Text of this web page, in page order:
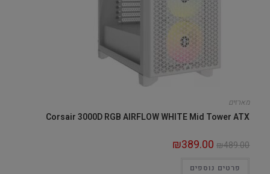
מארזים
Corsair 3000D RGB AIRFLOW WHITE Mid Tower ATX
₪489.00
₪389.00
פרטים נוספים